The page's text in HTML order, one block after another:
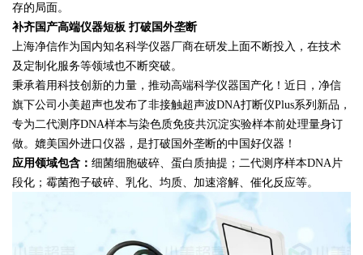
存的局面。
补齐国产高端仪器短板 打破国外垄断
上海净信作为国内知名科学仪器厂商在研发上面不断投入，在技术
及定制化服务等领域也不断突破。
秉承着用科技创新的力量，推动高端科学仪器国产化！近日，净信
旗下公司小美超声也发布了非接触超声波DNA打断仪Plus系列新品，
专为二代测序DNA样本与染色质免疫共沉淀实验样本前处理量身订
做。媲美国外进口仪器，是打破国外垄断的中国好仪器！
应用领域包含： 细菌细胞破碎、蛋白质抽提；二代测序样本DNA片
段化；霉菌孢子破碎、乳化、均质、加速溶解、催化反应等。